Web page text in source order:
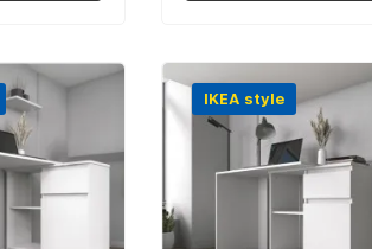
IKEA style